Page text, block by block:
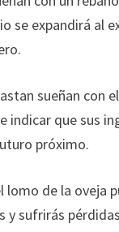
se expandirá al
sueñan con
indicar que sus
próximo.
lomo de la oveja
y sufrirás